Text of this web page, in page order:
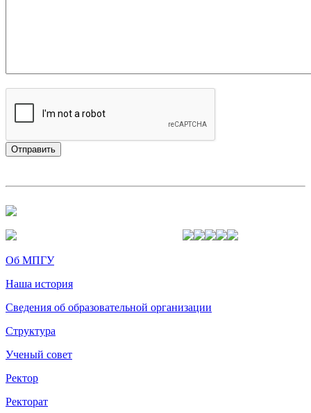
Об МПГУ
Наша история
Сведения об образовательной организации
Структура
Ученый совет
Ректор
Ректорат